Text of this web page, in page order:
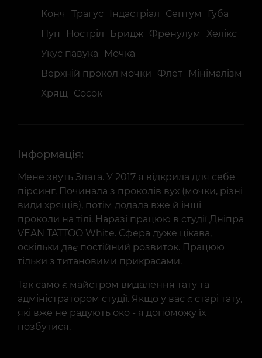
Конч
Трагус Індастріал Септум
Губа
Пуп
Ностріл Бридж Френулум
Хелікс
Укус павука
Мочка
Верхній прокол мочки
Флет
Мінімалізм
Хрящ Сосок
Інформація:
Мене звуть Злата. У 2017 я відкрила для себе
пірсинг. Починала з проколів вух (мочки, різні
види хрящів), потім додала вже й інші
проколи на тілі. Наразі працюю в студії Дніпра
VEAN TATTOO White. Сфера дуже цікава,
оскільки дає постійний розвиток. Працюю
тільки з титановими прикрасами.
Так само є майстром видалення тату та
адміністратором студії. Якщо у вас є старі тату,
які вже не радують око - я допоможу їх
позбутися.